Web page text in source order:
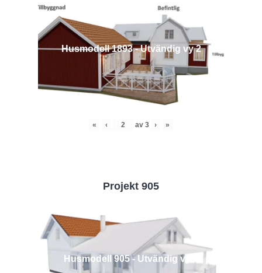
Husmodell 1893 - Utvändig vy 2
« ‹ av 3 › »
Projekt 905
Husmodell 905 - Utvändig vy 4